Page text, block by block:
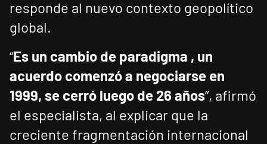
responde al nuevo contexto geopolítico
global.
“Es un cambio de paradigma , un
acuerdo comenzó a negociarse en
1999, se cerró luego de 26 años”, afirmó
el especialista, al explicar que la
creciente fragmentación internacional